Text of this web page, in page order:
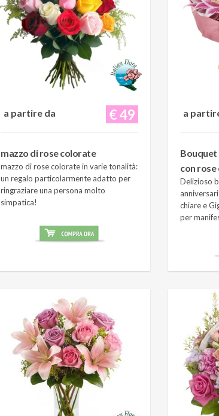
€ 49
a partire da
mazzo di rose colorate
mazzo di rose colorate in varie tonalità:
un regalo particolarmente adatto per
ringraziare una persona molto
simpatica!
a
Bouquet
con rose
Delizioso
chiare e
per